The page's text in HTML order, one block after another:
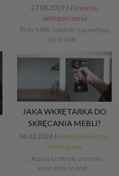
27.08.2019 | Elewacje,
zabezpieczenia
Płyty MPB świetnie sprawdzają
się przede…
JAKA WKRĘTARKA DO
SKRĘCANIA MEBLI?
04.03.2026 | Narzędzia ręczne,
elektryczne
...lepszą kontrolę procesu
skręcania, co jest…